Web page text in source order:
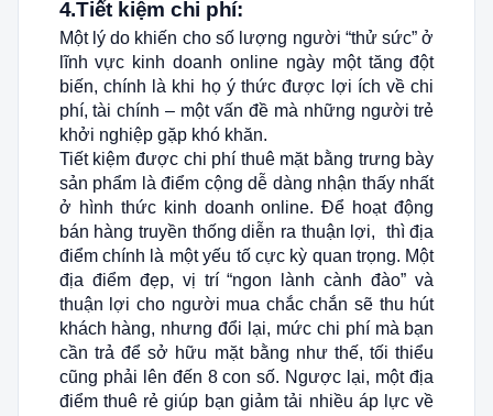
4.Tiết kiệm chi phí:
Một lý do khiến cho số lượng người “thử sức” ở
lĩnh vực kinh doanh online ngày một tăng đột
biến, chính là khi họ ý thức được lợi ích về chi
phí, tài chính – một vấn đề mà những người trẻ
khởi nghiệp gặp khó khăn.
Tiết kiệm được chi phí thuê mặt bằng trưng bày
sản phẩm là điểm cộng dễ dàng nhận thấy nhất
ở hình thức kinh doanh online. Để hoạt động
bán hàng truyền thống diễn ra thuận lợi, thì địa
điểm chính là một yếu tố cực kỳ quan trọng. Một
địa điểm đẹp, vị trí “ngon lành cành đào” và
thuận lợi cho người mua chắc chắn sẽ thu hút
khách hàng, nhưng đổi lại, mức chi phí mà bạn
cần trả để sở hữu mặt bằng như thế, tối thiểu
cũng phải lên đến 8 con số. Ngược lại, một địa
điểm thuê rẻ giúp bạn giảm tải nhiều áp lực về